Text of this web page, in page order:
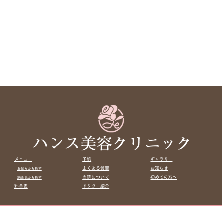
メニュー
お悩みから探す
施術名から探す
料金表
予約
よくある質問
当院について
ドクター紹介
ギャラリー
お知らせ
初めての方へ